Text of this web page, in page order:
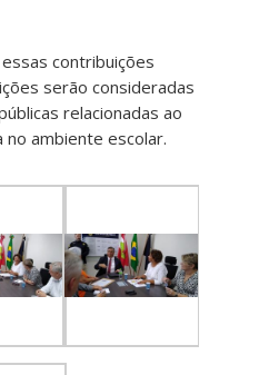
contribuições
serão consideradas
relacionadas ao
ambiente escolar.